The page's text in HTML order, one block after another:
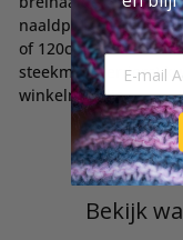
naaldpunten 7mm
of 120cm,
steekmarkeerders)
winkelmandje.
Bekijk
E-mail